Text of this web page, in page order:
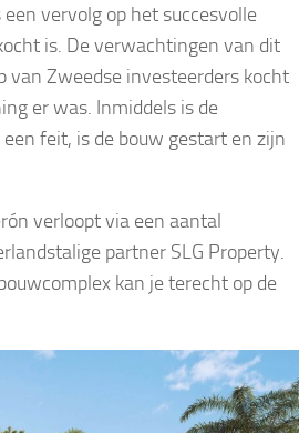
vervolg op het succesvolle
is. De verwachtingen van dit
van Zweedse investeerders kocht
er was. Inmiddels is de
feit, is de bouw gestart en zijn
verloopt via een aantal
partner SLG Property.
kan je terecht op de